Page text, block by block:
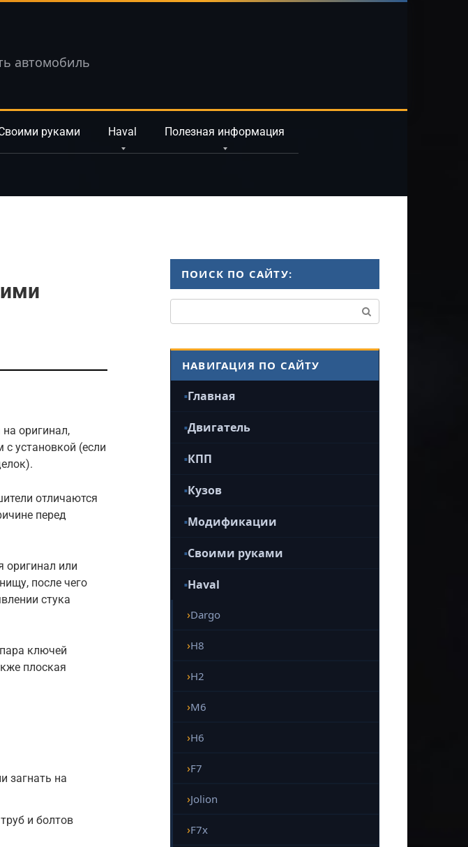
автомобиль
руками Haval Полезная информация
оригинал,
установкой (если
отличаются
перед
оригинал или
после чего
стука
ключей
плоская
загнать на
и болтов
ПОИСК ПО САЙТУ:
НАВИГАЦИЯ ПО САЙТУ
Главная
Двигатель
КПП
Кузов
Модификации
Своими руками
Haval
Dargo
H8
H2
M6
H6
F7
Jolion
F7x